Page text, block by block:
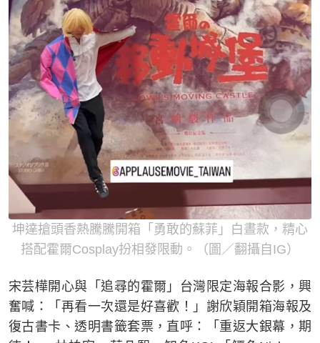
坤達搶頭香熱騰騰開箱「勇敢的蘇菲」白晝款，精心
搭配霍爾Cosplay扮相發限動。（圖／翻攝自IG）
宋芸樺開心與「追尋的霍爾」台灣限定海報合影，興
奮喊：「再看一次還是好喜歡！」謝欣穎開箱海報及
復古書卡、透明書籤套票，直呼：「重返大銀幕，期